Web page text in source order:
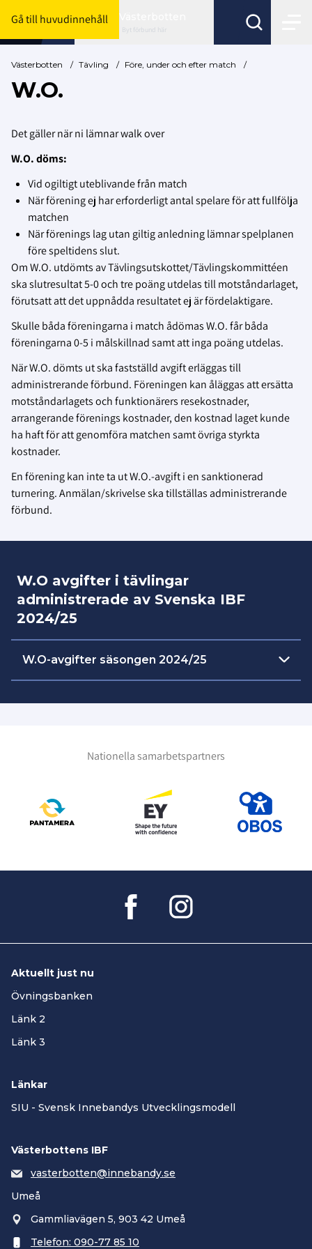
Gå till huvudinnehåll
Byt förbund här
Västerbotten / Tävling / Före, under och efter match /
W.O.
Det gäller när ni lämnar walk over
W.O. döms:
Vid ogiltigt uteblivande från match
När förening ej har erforderligt antal spelare för att fullfölja
matchen
När förenings lag utan giltig anledning lämnar spelplanen
före speltidens slut.
Om W.O. utdömts av Tävlingsutskottet/Tävlingskommittéen
ska slutresultat 5-0 och tre poäng utdelas till motståndarlaget,
förutsatt att det uppnådda resultatet ej är fördelaktigare.
Skulle båda föreningarna i match ådömas W.O. får båda
föreningarna 0-5 i målskillnad samt att inga poäng utdelas.
När W.O. dömts ut ska fastställd avgift erläggas till
administrerande förbund. Föreningen kan åläggas att ersätta
motståndarlagets och funktionärers resekostnader,
arrangerande förenings kostnader, den kostnad laget kunde
ha haft för att genomföra matchen samt övriga styrkta
kostnader.
En förening kan inte ta ut W.O.-avgift i en sanktionerad
turnering. Anmälan/skrivelse ska tillställas administrerande
förbund.
W.O avgifter i tävlingar
administrerade av Svenska IBF
2024/25
W.O-avgifter säsongen 2024/25
Juniorallsvenskan
3000
Slutspel JAS/USM
Övriga SIBF administrerade
1000
Tävlingsbestämmelserna kapitel 4 §4.
Nationella samarbetspartners
Aktuellt just nu
Övningsbanken
Länk 2
Länk 3
Länkar
SIU - Svensk Innebandys Utvecklingsmodell
Västerbottens IBF
vasterbotten@innebandy.se
Umeå
Gammliavägen 5, 903 42 Umeå
Telefon: 090-77 85 10